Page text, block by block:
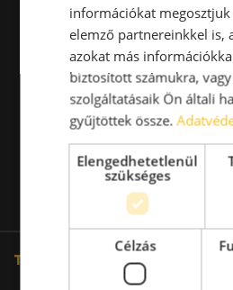
További oldalaink
információkat
elemző partnereinkkel is,
azokat más
biztosított számukra,
szolgáltatásaik Ön általi
gyűjtöttek össze.
Elengedhetetlenül
szükséges
Célzás